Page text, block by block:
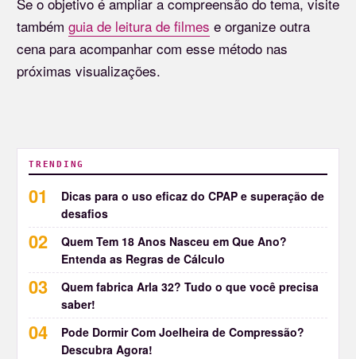
também guia de leitura de filmes e organize outra
cena para acompanhar com esse método nas
próximas visualizações.
TRENDING
Dicas para o uso eficaz do CPAP e superação de
desafios
Quem Tem 18 Anos Nasceu em Que Ano?
Entenda as Regras de Cálculo
Quem fabrica Arla 32? Tudo o que você precisa
saber!
Pode Dormir Com Joelheira de Compressão?
Descubra Agora!